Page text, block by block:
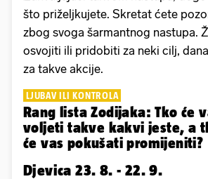
što priželjkujete. Skretat ćete
zbog svoga šarmantnog nastupa.
osvojiti ili pridobiti za neki cilj,
za takve akcije.
LJUBAV ILI KONTROLA
Rang lista Zodijaka: Tko će
voljeti takve kakvi jeste, a
će vas pokušati promijeniti?
Djevica 23. 8. - 22. 9.